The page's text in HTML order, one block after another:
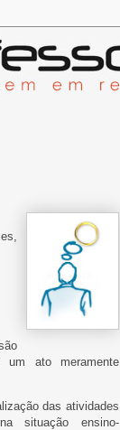
um ato meramente
das atividades
na situação ensino-